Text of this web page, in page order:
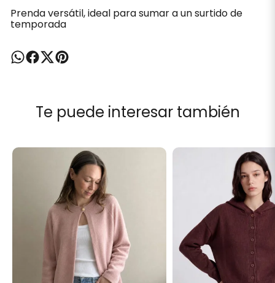
Prenda versátil, ideal para sumar a un surtido de
temporada
Te puede interesar también